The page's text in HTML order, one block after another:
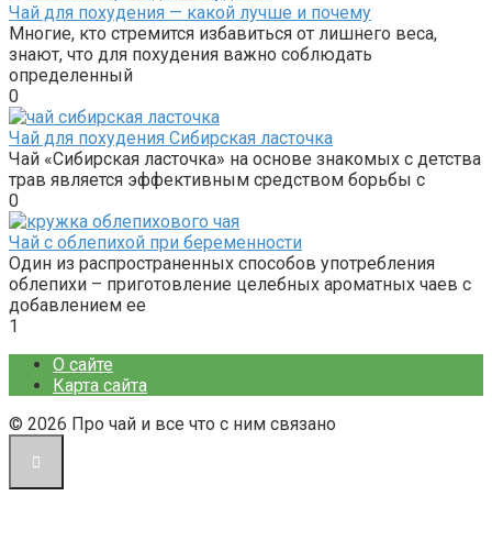
Чай для похудения — какой лучше и почему
Многие, кто стремится избавиться от лишнего веса,
знают, что для похудения важно соблюдать
определенный
0
Чай для похудения Сибирская ласточка
Чай «Сибирская ласточка» на основе знакомых с детства
трав является эффективным средством борьбы с
0
Чай с облепихой при беременности
Один из распространенных способов употребления
облепихи – приготовление целебных ароматных чаев с
добавлением ее
1
О сайте
Карта сайта
© 2026 Про чай и все что с ним связано